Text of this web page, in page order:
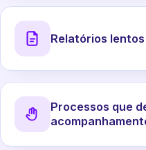
Relatórios
Processos que